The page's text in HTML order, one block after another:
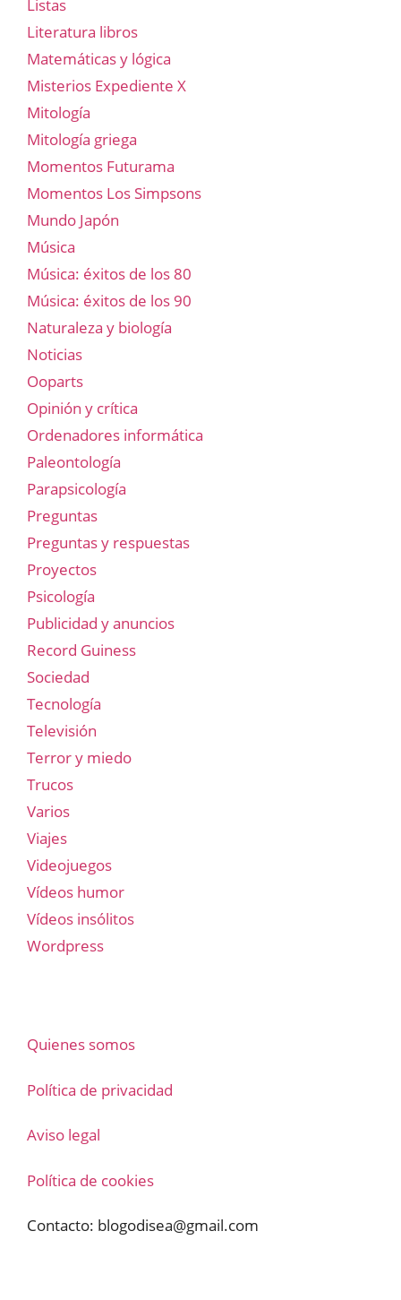
Listas
Literatura libros
Matemáticas y lógica
Misterios Expediente X
Mitología
Mitología griega
Momentos Futurama
Momentos Los Simpsons
Mundo Japón
Música
Música: éxitos de los 80
Música: éxitos de los 90
Naturaleza y biología
Noticias
Ooparts
Opinión y crítica
Ordenadores informática
Paleontología
Parapsicología
Preguntas
Preguntas y respuestas
Proyectos
Psicología
Publicidad y anuncios
Record Guiness
Sociedad
Tecnología
Televisión
Terror y miedo
Trucos
Varios
Viajes
Videojuegos
Vídeos humor
Vídeos insólitos
Wordpress
Quienes somos
Política de privacidad
Aviso legal
Política de cookies
Contacto: blogodisea@gmail.com